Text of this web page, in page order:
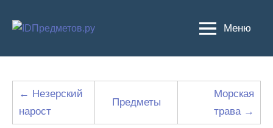
Меню
← Незерский
нарост
Предметы
Морская
трава →